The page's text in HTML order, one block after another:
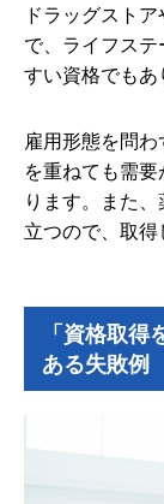
ドラッグスト
で、ライフス
すい資格でもあ
雇用形態を問
を重ねても需
ります。また
立つので、取得
「資格取得
ある失敗例